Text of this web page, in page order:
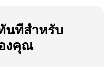
นทีสำหรับ
งคุณ